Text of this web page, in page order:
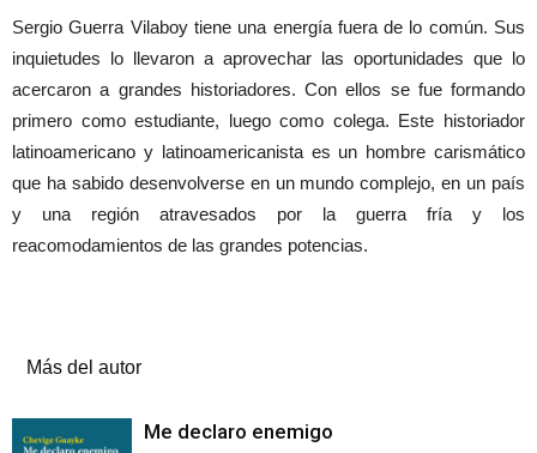
Sergio Guerra Vilaboy tiene una energía fuera de lo común. Sus
inquietudes lo llevaron a aprovechar las oportunidades que lo
acercaron a grandes historiadores. Con ellos se fue formando
primero como estudiante, luego como colega. Este historiador
latinoamericano y latinoamericanista es un hombre carismático
que ha sabido desenvolverse en un mundo complejo, en un país
y una región atravesados por la guerra fría y los
reacomodamientos de las grandes potencias.
Más del autor
Me declaro enemigo